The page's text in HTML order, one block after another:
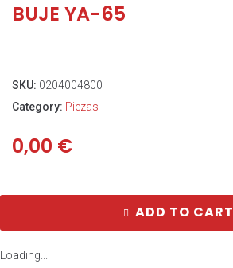
BUJE YA-65
SKU: 0204004800
Category: Piezas
0,00 €
ADD TO CART
Loading...